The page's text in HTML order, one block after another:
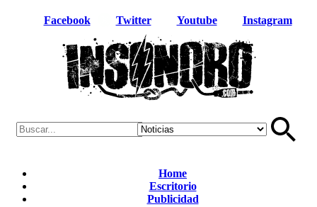
Facebook Twitter Youtube Instagram
Home
Escritorio
Publicidad